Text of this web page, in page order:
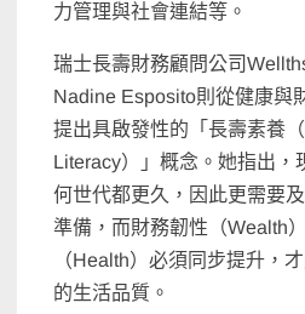
力管理與社會連結等。
瑞士長壽財務顧問公司
Nadine Esposito則從健康與
提出具啟發性的「長壽素養
Literacy）」概念。她指出，
何世代都更久，因此更需要
準備，而財務韌性（Wealth
（Health）必須同步提升，
的生活品質。